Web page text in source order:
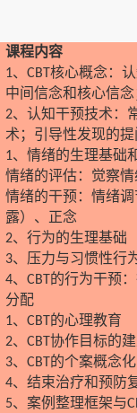
课程内容
1、 CBT核心概念：
中间信念和核心信念
2、认知干预技术：
术；引导性发现的
1、情绪的生理基础
情绪的评估：觉察
情绪的干预：情绪
露）、正念
2、行为的生理基础
3、压力与习惯性行
4、 CBT的行为干预
分配
1、 CBT的心理教育
2、 CBT协作目标的
3、 CBT的个案概念
4、结束治疗和预防
5、案例整理框架与